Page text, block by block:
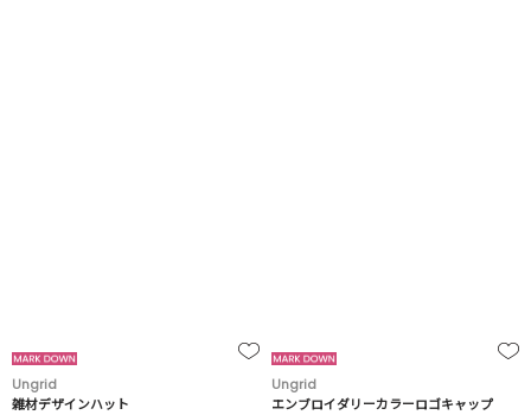
Ungrid
雑材デザインハット
Ungrid
エンブロイダリーカラーロゴキャップ